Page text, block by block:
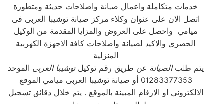
خدمات متكاملة واعمال صيانة واصلاحات حديثة ومتطورة
اتصل الان على عنوان وكلاء مركز صيانة توشيبا العربى فى
ميامي واحصل على العروض والمزايا المقدمة من الوكيل
الحصرى والاكيد لصيانة واصلاحات كافة الاجهزة الكهربية
المنزلية
يتم طلبالصيانة عن طريق رقم توكيلتوشيبا العربى الموحد
01283377353 أو صيانة توشيبا العربى ميامي الموقع
الالكترونى او الارقام المبينة بالموقع . يتم خلال دقائق تسجيل